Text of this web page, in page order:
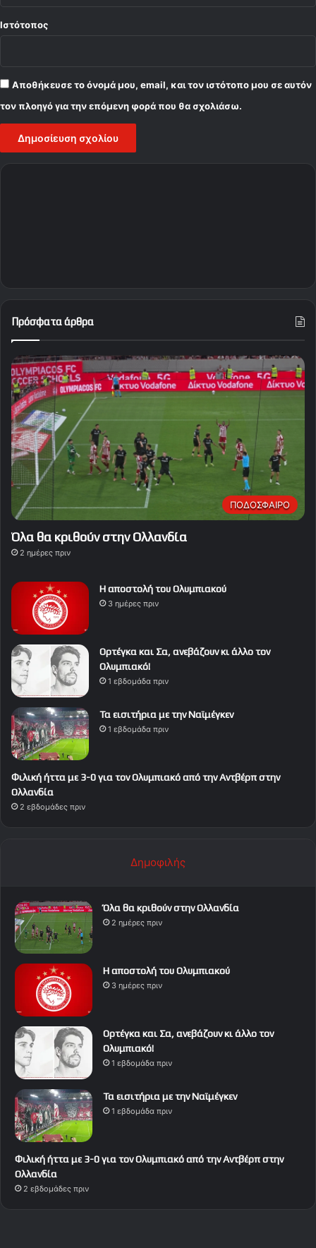
Ιστότοπος
Αποθήκευσε το όνομά μου, email, και τον ιστότοπο μου σε αυτόν
τον πλοηγό για την επόμενη φορά που θα σχολιάσω.
Πρόσφατα άρθρα
ΠΟΔΟΣΦΑΙΡΟ
Όλα θα κριθούν στην Ολλανδία
2 ημέρες πριν
Η αποστολή του Ολυμπιακού
3 ημέρες πριν
Ορτέγκα και Σα, ανεβάζουν κι άλλο τον
Ολυμπιακό!
1 εβδομάδα πριν
Τα εισιτήρια με την Ναϊμέγκεν
1 εβδομάδα πριν
Φιλική ήττα με 3-0 για τον Ολυμπιακό από την Αντβέρπ στην
Ολλανδία
2 εβδομάδες πριν
Δημοφιλής
Όλα θα κριθούν στην Ολλανδία
2 ημέρες πριν
Η αποστολή του Ολυμπιακού
3 ημέρες πριν
Ορτέγκα και Σα, ανεβάζουν κι άλλο τον
Ολυμπιακό!
1 εβδομάδα πριν
Τα εισιτήρια με την Ναϊμέγκεν
1 εβδομάδα πριν
Φιλική ήττα με 3-0 για τον Ολυμπιακό από την Αντβέρπ στην
Ολλανδία
2 εβδομάδες πριν